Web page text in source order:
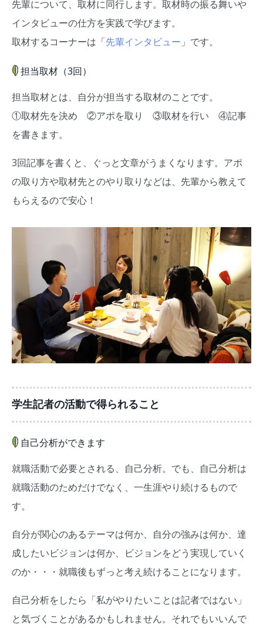
先輩について、取材に同行します。取材時の振る舞いや
インタビューの仕方を実践で学びます。
取材するコーナーは「先輩インタビュー 」です。
担当取材（3回）
担当取材とは、自分が担当する取材のことです。
①取材先を決め ②アポを取り ③取材を行い ④記事
を書きます。
3回記事を書くと、ぐっと文章がうまくなります。アポ
の取り方や取材先とのやり取りなどは、先輩から教えて
もらえるので安心！
学生記者の活動で得られること
自己分析ができます
就職活動で必要とされる、自己分析。でも、自己分析は
就職活動のためだけでなく、一生涯やり続けるもので
す。
自分が関心のあるテーマは何か、自分の強みは何か、達
成したいビジョンは何か、ビジョンをどう実現していく
のか・・・就職後もずっと考え続けることになります。
自己分析をしたら「私がやりたいことは記者ではない」
と気づくことがあるかもしれません。それでもいいんで